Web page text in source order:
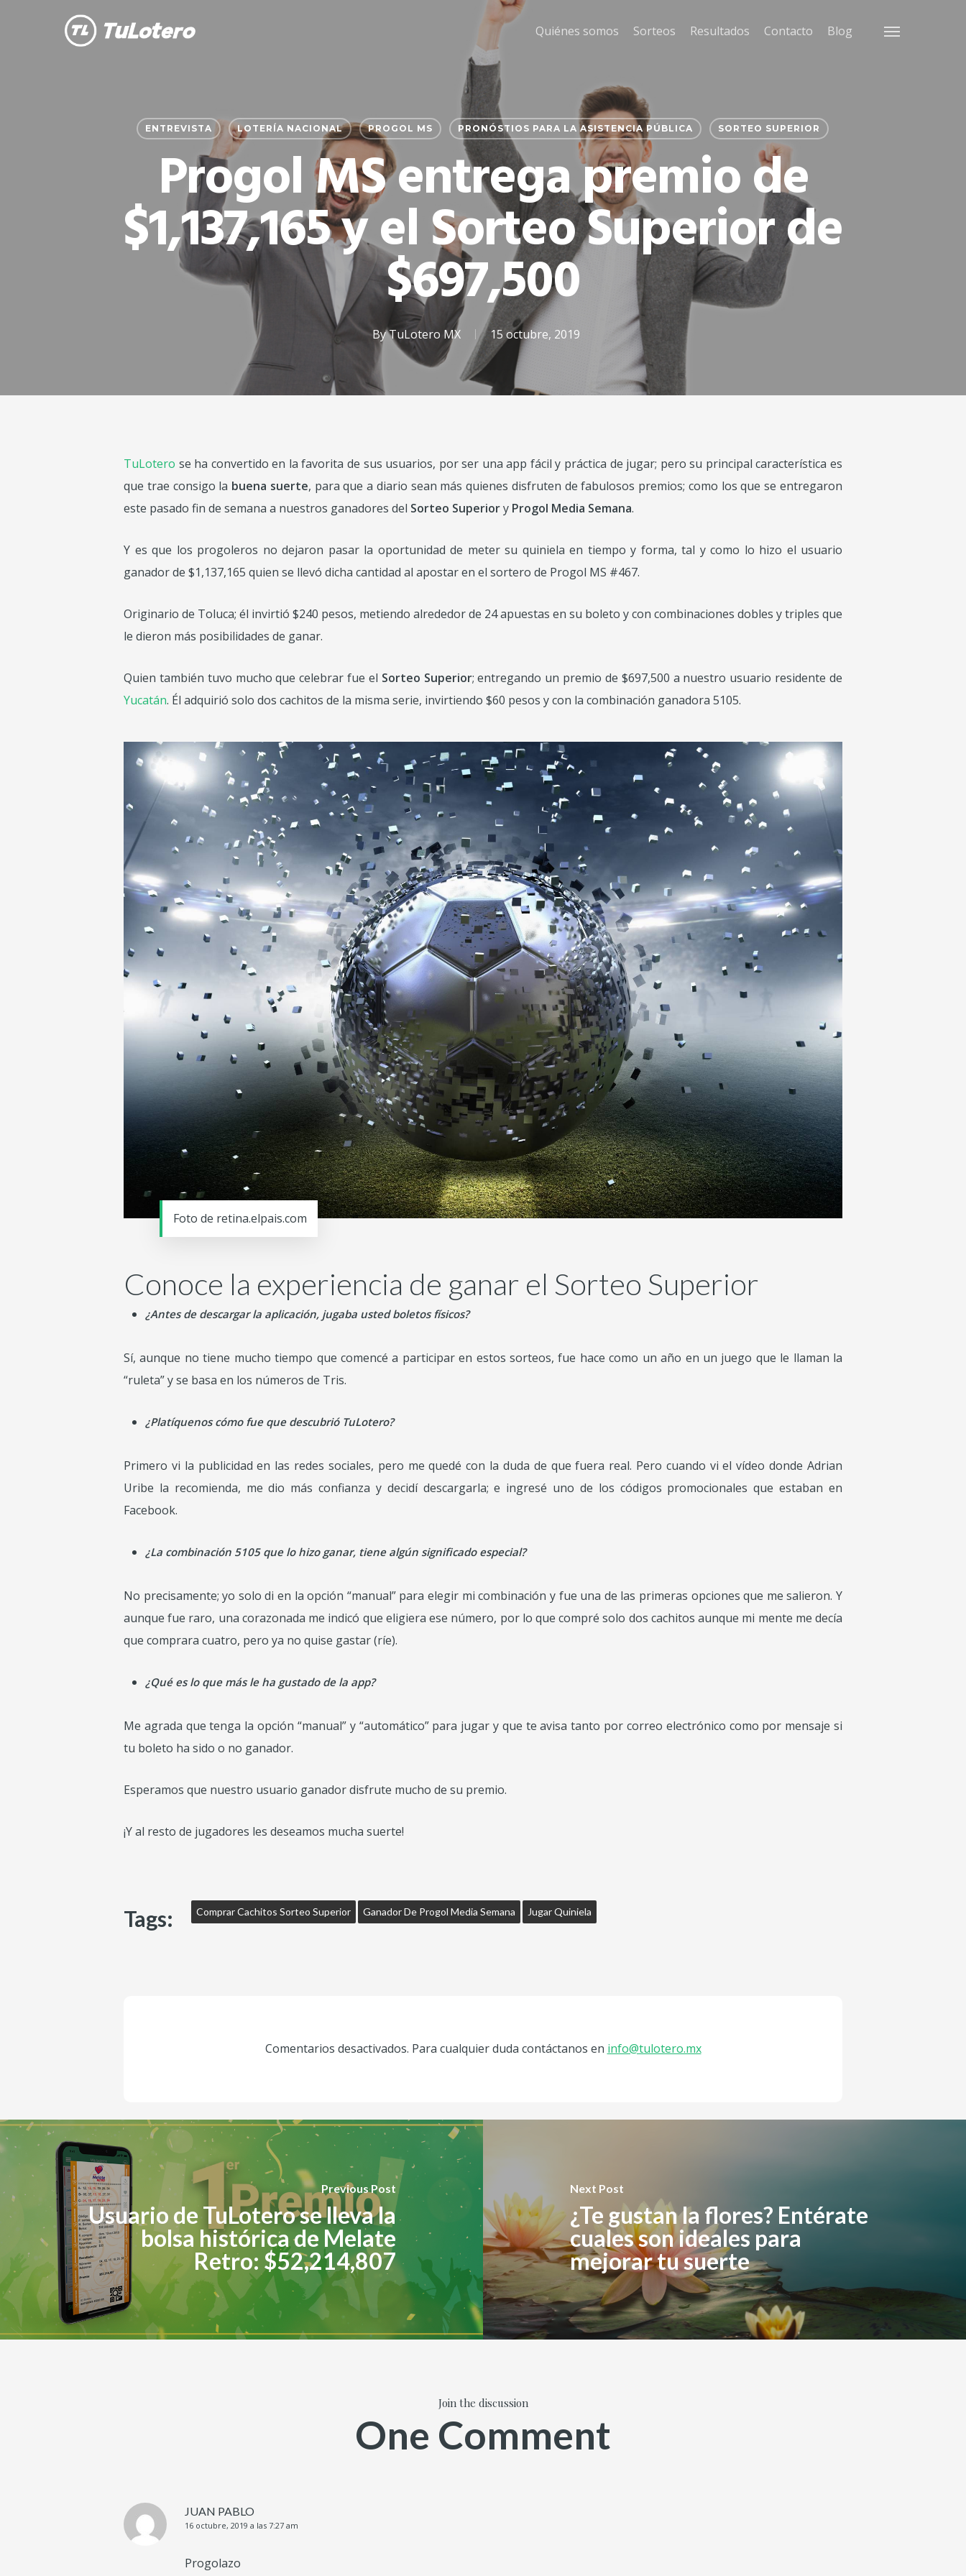
Quiénes somos Sorteos Resultados Contacto Blog Menu
ENTREVISTA LOTERÍA NACIONAL PROGOL MS PRONÓSTIOS PARA LA ASISTENCIA PÚBLICA SORTEO SUPERIOR
Progol MS entrega premio de
$1,137,165 y el Sorteo Superior de
$697,500
ByTuLotero MX 15 octubre, 2019
TuLotero se ha convertido en la favorita de sus usuarios, por ser una app fácil y práctica de jugar; pero su principal característica es
que trae consigo la buena suerte, para que a diario sean más quienes disfruten de fabulosos premios; como los que se entregaron
este pasado fin de semana a nuestros ganadores del Sorteo Superiory Progol Media Semana.
Y es que los progoleros no dejaron pasar la oportunidad de meter su quiniela en tiempo y forma, tal y como lo hizo el usuario
ganador de $1,137,165 quien se llevó dicha cantidad al apostar en el sortero de Progol MS #467.
Originario de Toluca; él invirtió $240 pesos, metiendo alrededor de 24 apuestas en su boleto y con combinaciones dobles y triples que
le dieron más posibilidades de ganar.
Quien también tuvo mucho que celebrar fue el Sorteo Superior; entregando un premio de $697,500 a nuestro usuario residente de
Yucatán. Él adquirió solo dos cachitos de la misma serie, invirtiendo $60 pesos y con la combinación ganadora 5105.
Foto de retina.elpais.com
Conoce la experiencia de ganar el Sorteo Superior
¿Antes de descargar la aplicación, jugaba usted boletos físicos?
Sí, aunque no tiene mucho tiempo que comencé a participar en estos sorteos, fue hace como un año en un juego que le llaman la
“ruleta” y se basa en los números de Tris.
¿Platíquenos cómo fue que descubrió TuLotero?
Primero vi la publicidad en las redes sociales, pero me quedé con la duda de que fuera real. Pero cuando vi el vídeo donde Adrian
Uribe la recomienda, me dio más confianza y decidí descargarla; e ingresé uno de los códigos promocionales que estaban en
Facebook.
¿La combinación 5105 que lo hizo ganar, tiene algún significado especial?
No precisamente; yo solo di en la opción “manual” para elegir mi combinación y fue una de las primeras opciones que me salieron. Y
aunque fue raro, una corazonada me indicó que eligiera ese número, por lo que compré solo dos cachitos aunque mi mente me decía
que comprara cuatro, pero ya no quise gastar (ríe).
¿Qué es lo que más le ha gustado de la app?
Me agrada que tenga la opción “manual” y “automático” para jugar y que te avisa tanto por correo electrónico como por mensaje si
tu boleto ha sido o no ganador.
Esperamos que nuestro usuario ganador disfrute mucho de su premio.
¡Y al resto de jugadores les deseamos mucha suerte!
Tags: Comprar Cachitos Sorteo Superior Ganador De Progol Media Semana Jugar Quiniela
Comentarios desactivados. Para cualquier duda contáctanos en info@tulotero.mx
Previous Post
Usuario de TuLotero se lleva la
bolsa histórica de Melate
Retro: $52,214,807
Next Post
¿Te gustan la flores? Entérate
cuales son ideales para
mejorar tu suerte
Join the discussion
One Comment
JUAN PABLO
16 octubre, 2019 a las 7:27 am
Progolazo